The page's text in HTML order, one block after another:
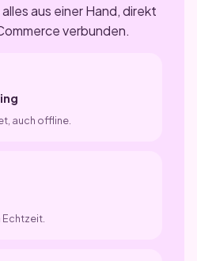
aus einer Hand, direkt
verbunden.
auch offline.
Echtzeit.